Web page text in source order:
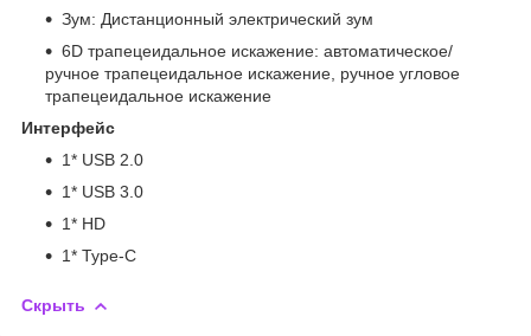
Зум: Дистанционный электрический зум
6D трапецеидальное искажение: автоматическое/
ручное трапецеидальное искажение, ручное угловое
трапецеидальное искажение
Интерфейс
1* USB 2.0
1* USB 3.0
1* HD
1* Type-C
Скрыть